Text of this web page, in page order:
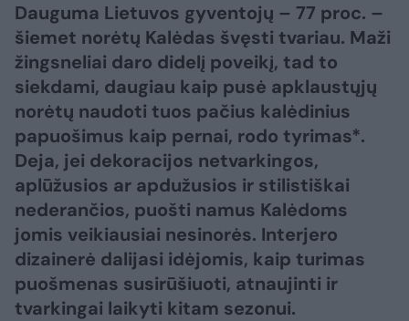
Dauguma Lietuvos gyventojų – 77 proc. –
šiemet norėtų Kalėdas švęsti tvariau. Maži
žingsneliai daro didelį poveikį, tad to
siekdami, daugiau kaip pusė apklaustųjų
norėtų naudoti tuos pačius kalėdinius
papuošimus kaip pernai, rodo tyrimas*.
Deja, jei dekoracijos netvarkingos,
aplūžusios ar apdužusios ir stilistiškai
nederančios, puošti namus Kalėdoms
jomis veikiausiai nesinorės. Interjero
dizainerė dalijasi idėjomis, kaip turimas
puošmenas susirūšiuoti, atnaujinti ir
tvarkingai laikyti kitam sezonui.